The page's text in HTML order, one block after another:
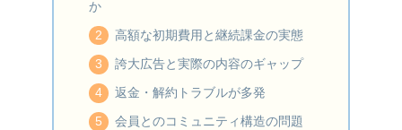
か
高額な初期費用と継続課金の実態
誇大広告と実際の内容のギャップ
返金・解約トラブルが多発
会員とのコミュニティ構造の問題